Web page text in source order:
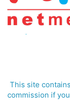
This site
commission if